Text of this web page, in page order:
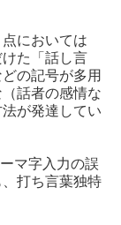
においては
けた「話し言
の記号が多用
話者の感情な
が発達してい
マ字入力の誤
打ち言葉独特